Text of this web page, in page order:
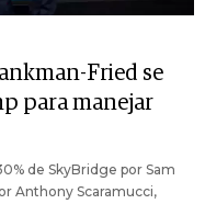
Fried se
para manejar
de SkyBridge por Sam
Anthony Scaramucci,